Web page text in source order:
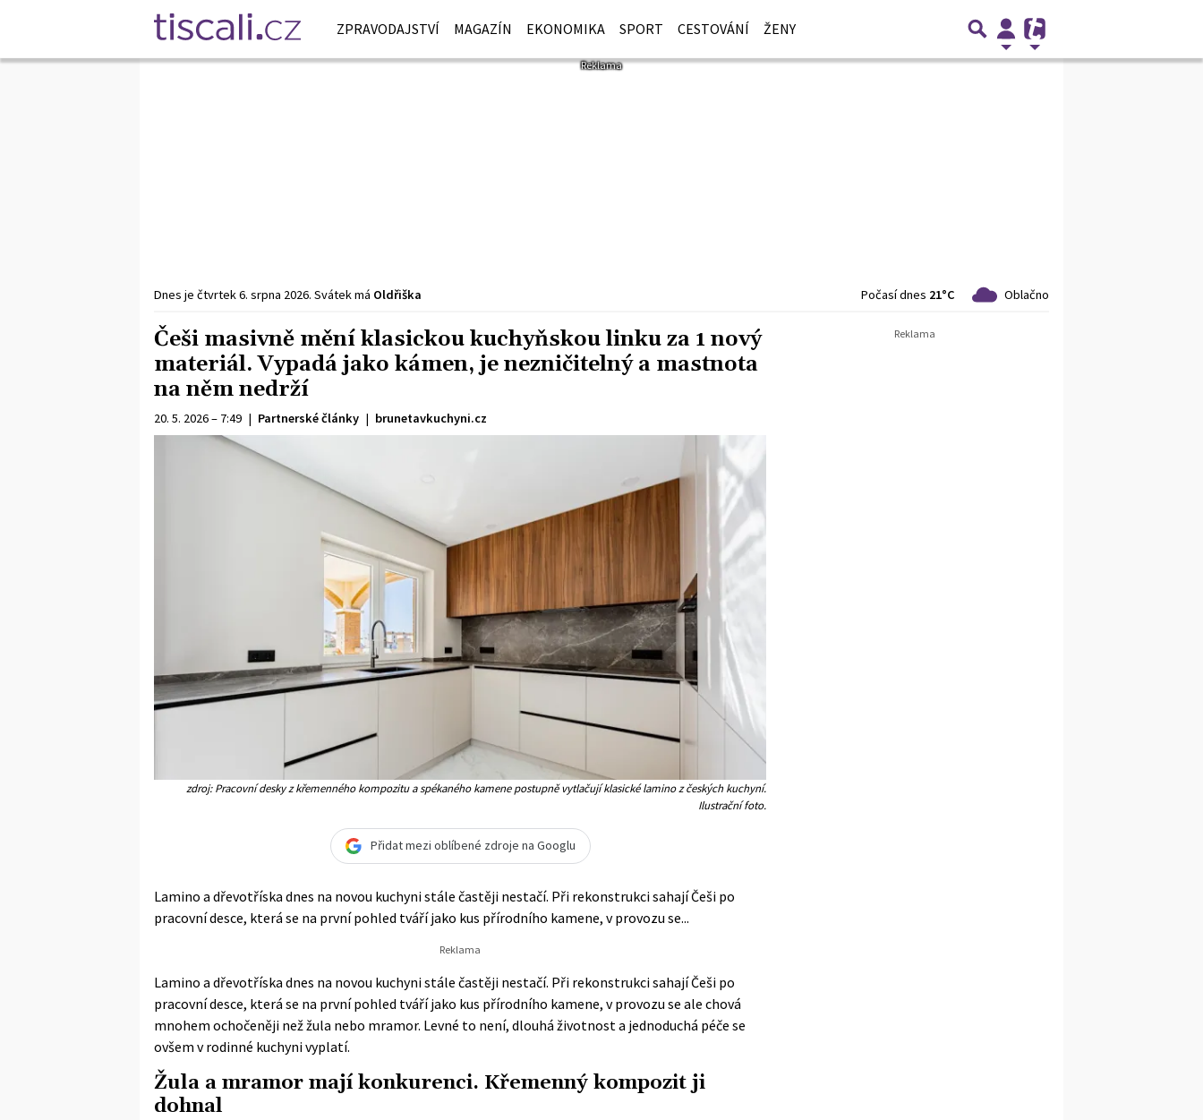
ZPRAVODAJSTVÍ MAGAZÍN EKONOMIKA SPORT CESTOVÁNÍ ŽENY
Dnes je čtvrtek6. srpna 2026. Svátek má Oldřiška Počasí dnes 21°C Oblačno
Češi masivně mění klasickou kuchyňskou linku za 1 nový
materiál. Vypadá jako kámen, je nezničitelný a mastnota
na něm nedrží
20. 5. 2026 – 7:49 | Partnerské články | brunetavkuchyni.cz
zdroj: Pracovní desky z křemenného kompozitu a spékaného kamene postupně vytlačují klasické lamino z českých kuchyní.
Ilustrační foto.
Přidat mezi oblíbené zdroje na Googlu
Lamino a dřevotříska dnes na novou kuchyni stále častěji nestačí. Při rekonstrukci sahají Češi po
pracovní desce, která se na první pohled tváří jako kus přírodního kamene, v provozu se...
Lamino a dřevotříska dnes na novou kuchyni stále častěji nestačí. Při rekonstrukci sahají Češi po
pracovní desce, která se na první pohled tváří jako kus přírodního kamene, v provozu se ale chová
mnohem ochočeněji než žula nebo mramor. Levné to není, dlouhá životnost a jednoduchá péče se
ovšem v rodinné kuchyni vyplatí.
Žula a mramor mají konkurenci. Křemenný kompozit ji
dohnal